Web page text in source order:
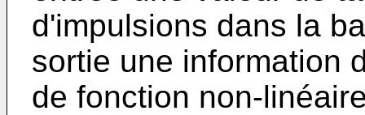
d'impulsions dans la
sortie une information
de fonction non-